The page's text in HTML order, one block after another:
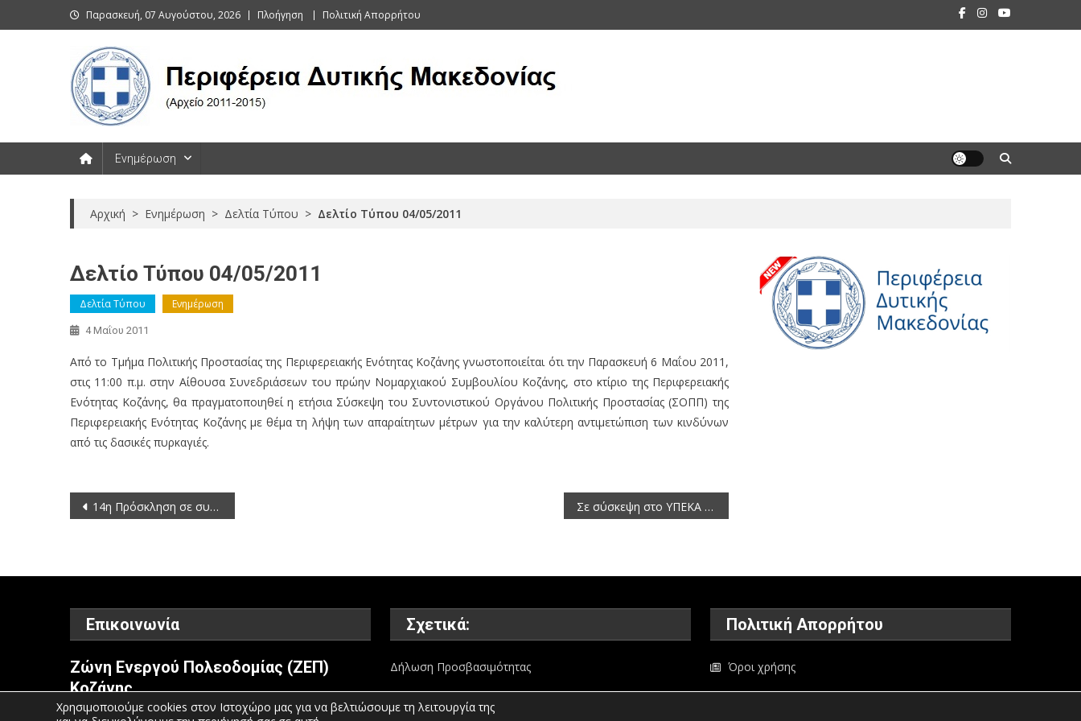
to
Παρασκευή, 07 Αυγούστου, 2026 Πλοήγηση Πολιτική Απορρήτου
Περιφέρεια Δυτικής Μακεδονίας (Αρχείο 2011-2015)
Ενημέρωση
Αρχική > Ενημέρωση > Δελτία Τύπου > Δελτίο Τύπου 04/05/2011
Δελτίο Τύπου 04/05/2011
Δελτία Τύπου Ενημέρωση
4 Μαΐου 2011
Από το Τμήμα Πολιτικής Προστασίας της Περιφερειακής Ενότητας Κοζάνης γνωστοποιείται ότι την Παρασκευή 6 Μαΐου 2011,
στις 11:00 π.μ. στην Αίθουσα Συνεδριάσεων του πρώην Νομαρχιακού Συμβουλίου Κοζάνης, στο κτίριο της Περιφερειακής
Ενότητας Κοζάνης, θα πραγματοποιηθεί η ετήσια Σύσκεψη του Συντονιστικού Οργάνου Πολιτικής Προστασίας (ΣΟΠΠ) της
Περιφερειακής Ενότητας Κοζάνης με θέμα τη λήψη των απαραίτητων μέτρων για την καλύτερη αντιμετώπιση των κινδύνων
από τις δασικές πυρκαγιές.
Πλοήγηση
14η Πρόσκληση σε συνεδρίαση της Οικονομικής Επιτροπής της Περιφέρειας Δυτικής Μακεδονίας 2011 Σε σύσκεψη στο ΥΠΕΚΑ για τον Τοπικό Πόρο συμμετείχε ο Αντιπεριφερειάρχης Κοζάνης Γιάννης Σόκουτης
Επικοινωνία
Ζώνη Ενεργού Πολεοδομίας (ΖΕΠ)
Κοζάνης
Σχετικά:
Δήλωση Προσβασιμότητας
Πολιτική Απορρήτου
Όροι χρήσης
Πολιτική προστασίας προσωπικών δεδομένων
Χρησιμοποιούμε cookies στον Ιστοχώρο μας για να βελτιώσουμε τη λειτουργία της